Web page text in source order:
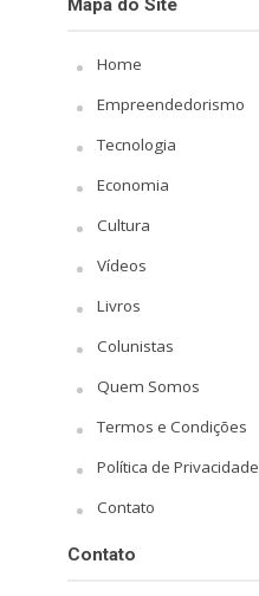
Mapa do Site
Home
Empreendedorismo
Tecnologia
Economia
Cultura
Vídeos
Livros
Colunistas
Quem Somos
Termos e Condições
Política de Privacidade
Contato
Contato